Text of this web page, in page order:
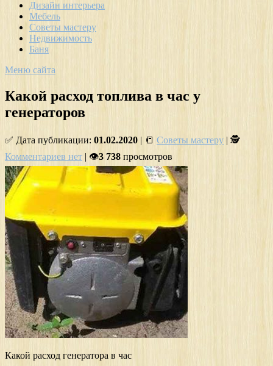
Дизайн интерьера
Мебель
Советы мастеру
Недвижимость
Баня
Меню сайта
Какой расход топлива в час у
генераторов
✅ Дата публикации: 01.02.2020 | 📒 Советы мастеру | 🕵
Комментариев нет | 👁3 738 просмотров
Какой расход генератора в час